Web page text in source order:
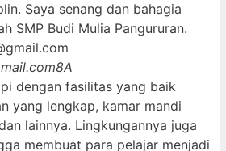
Saya senang dan bahagia
SMP Budi Mulia Pangururan.
8A
dengan fasilitas yang baik
yang lengkap, kamar mandi
lainnya. Lingkungannya juga
membuat para pelajar menjadi